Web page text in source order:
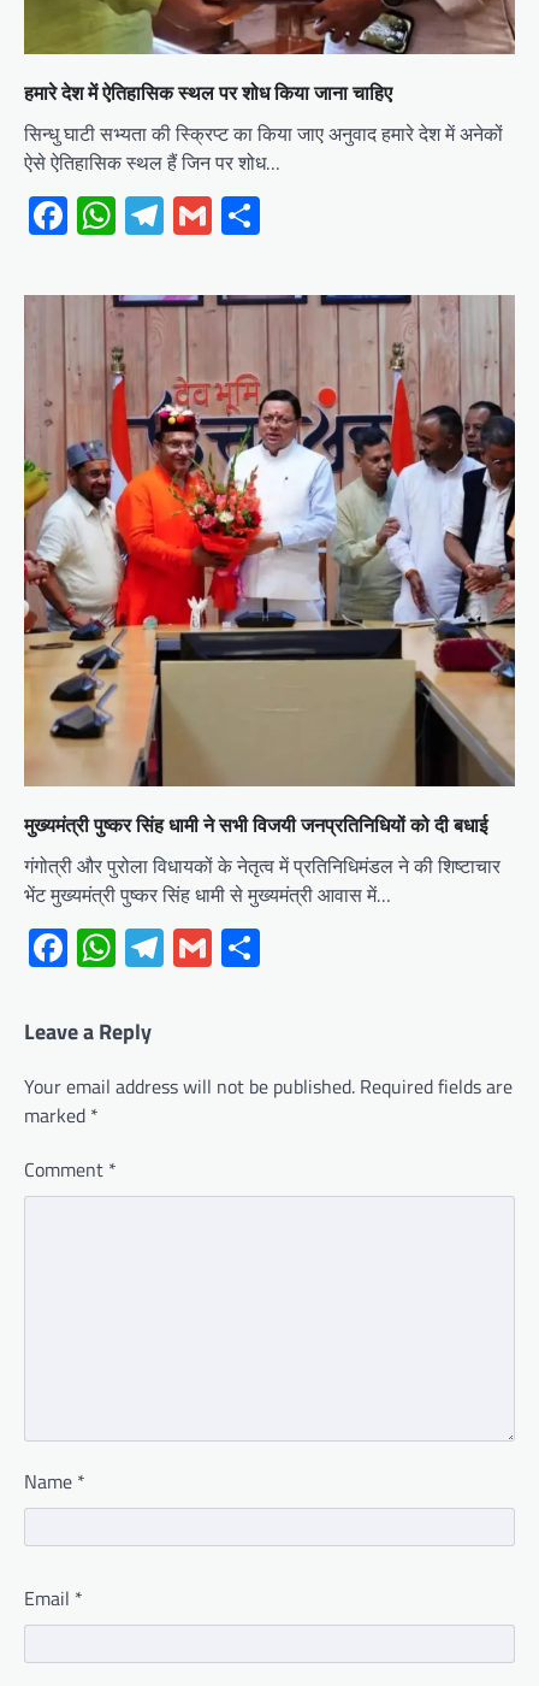
हमारे देश में ऐतिहासिक स्थल पर शोध किया जाना चाहिए
सिन्धु घाटी सभ्यता की स्क्रिप्ट का किया जाए अनुवाद हमारे देश में अनेकों
ऐसे ऐतिहासिक स्थल हैं जिन पर शोध…
Facebook
WhatsApp
Telegram
Gmail
मुख्यमंत्री पुष्कर सिंह धामी ने सभी विजयी जनप्रतिनिधियों को दी बधाई
गंगोत्री और पुरोला विधायकों के नेतृत्व में प्रतिनिधिमंडल ने की शिष्टाचार
भेंट मुख्यमंत्री पुष्कर सिंह धामी से मुख्यमंत्री आवास में…
Facebook
WhatsApp
Telegram
Gmail
Leave a Reply
Your email address will not be published. Required fields are
marked *
Comment *
Name *
Email *